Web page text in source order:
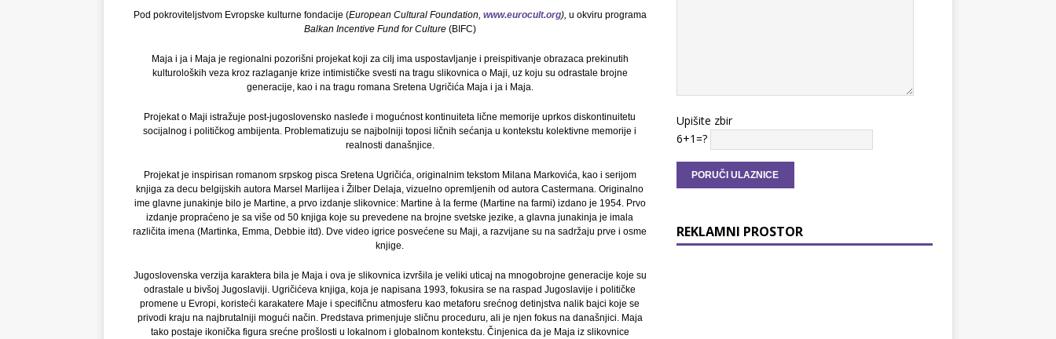
Pod pokroviteljstvom Evropske kulturne fondacije (European Cultural Foundation, www.eurocult.org), u okviru programa
Balkan Incentive Fund for Culture(BIFC)
Maja i ja i Maja je regionalni pozorišni projekat koji za cilj ima uspostavljanje i preispitivanje obrazaca prekinutih
kulturoloških veza kroz razlaganje krize intimističke svesti na tragu slikovnica o Maji, uz koju su odrastale brojne
generacije, kao i na tragu romana Sretena Ugričića Maja i ja i Maja.
Projekat o Maji istražuje post-jugoslovensko nasleđe i mogućnost kontinuiteta lične memorije uprkos diskontinuitetu
socijalnog i političkog ambijenta. Problematizuju se najbolniji toposi ličnih sećanja u kontekstu kolektivne memorije i
realnosti današnjice.
Projekat je inspirisan romanom srpskog pisca Sretena Ugričića, originalnim tekstom Milana Markovića, kao i serijom
knjiga za decu belgijskih autora Marsel Marlijea i Žilber Delaja, vizuelno opremljenih od autora Castermana. Originalno
ime glavne junakinje bilo je Martine, a prvo izdanje slikovnice: Martine à la ferme (Martine na farmi) izdano je 1954. Prvo
izdanje propraćeno je sa više od 50 knjiga koje su prevedene na brojne svetske jezike, a glavna junakinja je imala
različita imena (Martinka, Emma, Debbie itd). Dve video igrice posvećene su Maji, a razvijane su na sadržaju prve i osme
knjige.
Jugoslovenska verzija karaktera bila je Maja i ova je slikovnica izvršila je veliki uticaj na mnogobrojne generacije koje su
odrastale u bivšoj Jugoslaviji. Ugričićeva knjiga, koja je napisana 1993, fokusira se na raspad Jugoslavije i političke
promene u Evropi, koristeći karakatere Maje i specifičnu atmosferu kao metaforu srećnog detinjstva nalik bajci koje se
privodi kraju na najbrutalniji mogući način. Predstava primenjuje sličnu proceduru, ali je njen fokus na današnjici. Maja
tako postaje ikonička figura srećne prošlosti u lokalnom i globalnom kontekstu. Činjenica da je Maja iz slikovnice
Upišite zbir
6+1=?
REKLAMNI PROSTOR